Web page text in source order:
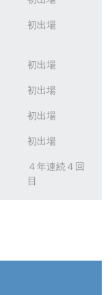
初出場
初出場
初出場
初出場
初出場
４年連続４回
目